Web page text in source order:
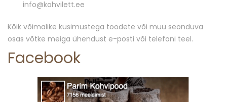
info@kohvilett.ee
Kõik võimalike küsimustega toodete või muu seonduva
osas võtke meiga ühendust e-posti või telefoni teel.
Facebook